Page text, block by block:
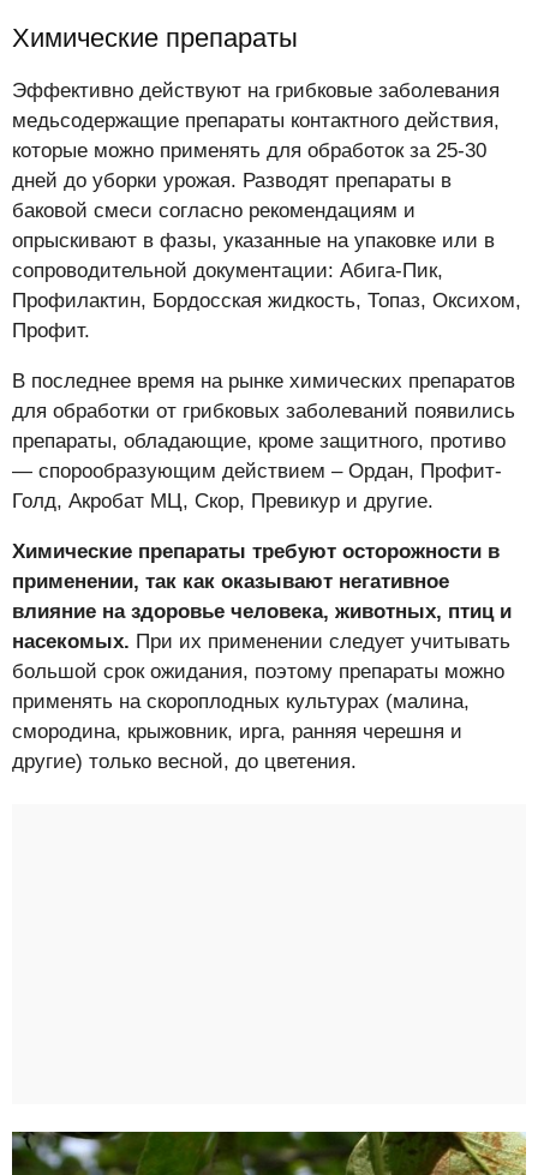
Химические препараты
Эффективно действуют на грибковые заболевания
медьсодержащие препараты контактного действия,
которые можно применять для обработок за 25-30
дней до уборки урожая. Разводят препараты в
баковой смеси согласно рекомендациям и
опрыскивают в фазы, указанные на упаковке или в
сопроводительной документации: Абига-Пик,
Профилактин, Бордосская жидкость, Топаз, Оксихом,
Профит.
В последнее время на рынке химических препаратов
для обработки от грибковых заболеваний появились
препараты, обладающие, кроме защитного, противо
— спорообразующим действием – Ордан, Профит-
Голд, Акробат МЦ, Скор, Превикур и другие.
Химические препараты требуют осторожности в
применении, так как оказывают негативное
влияние на здоровье человека, животных, птиц и
насекомых. При их применении следует учитывать
большой срок ожидания, поэтому препараты можно
применять на скороплодных культурах (малина,
смородина, крыжовник, ирга, ранняя черешня и
другие) только весной, до цветения.